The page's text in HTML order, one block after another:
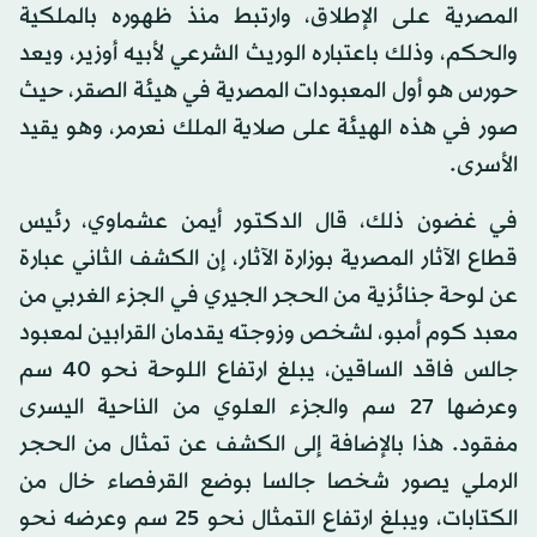
المصرية على الإطلاق، وارتبط منذ ظهوره بالملكية
والحكم، وذلك باعتباره الوريث الشرعي لأبيه أوزير، ويعد
حورس هو أول المعبودات المصرية في هيئة الصقر، حيث
صور في هذه الهيئة على صلاية الملك نعرمر، وهو يقيد
الأسرى.
في غضون ذلك، قال الدكتور أيمن عشماوي، رئيس
قطاع الآثار المصرية بوزارة الآثار، إن الكشف الثاني عبارة
عن لوحة جنائزية من الحجر الجيري في الجزء الغربي من
معبد كوم أمبو، لشخص وزوجته يقدمان القرابين لمعبود
جالس فاقد الساقين، يبلغ ارتفاع اللوحة نحو 40 سم
وعرضها 27 سم والجزء العلوي من الناحية اليسرى
مفقود. هذا بالإضافة إلى الكشف عن تمثال من الحجر
الرملي يصور شخصا جالسا بوضع القرفصاء خال من
الكتابات، ويبلغ ارتفاع التمثال نحو 25 سم وعرضه نحو